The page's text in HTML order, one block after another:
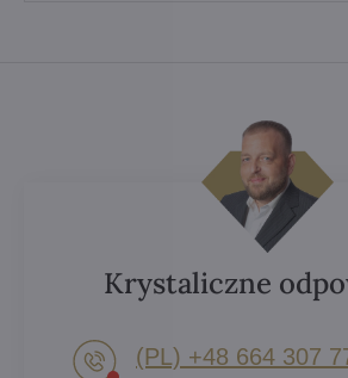
Krystaliczne
(PL) +48 664 307